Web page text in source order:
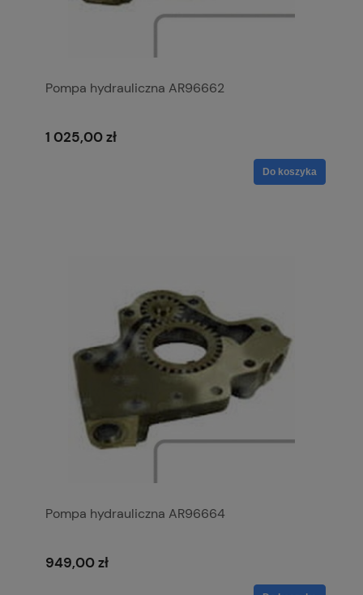
Pompa hydrauliczna AR96662
1 025,00 zł
Do koszyka
Pompa hydrauliczna AR96664
949,00 zł